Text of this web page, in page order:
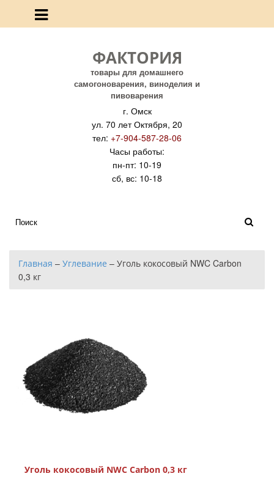
ФАКТОРИЯ
товары для домашнего
самогоноварения, виноделия и
пивоварения
г. Омск
ул. 70 лет Октября, 20
тел: +7-904-587-28-06
Часы работы:
пн-пт: 10-19
сб, вс: 10-18
Главная – Углевание – Уголь кокосовый NWC Carbon
0,3 кг
Уголь кокосовый NWC Carbon 0,3 кг